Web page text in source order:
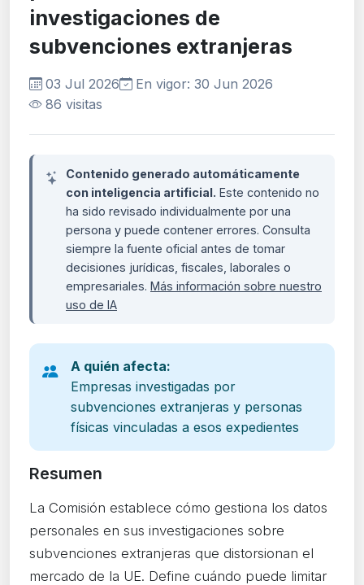
investigaciones de
subvenciones extranjeras
03 Jul 2026
En vigor: 30 Jun 2026
86 visitas
Contenido generado automáticamente
con inteligencia artificial. Este contenido no
ha sido revisado individualmente por una
persona y puede contener errores. Consulta
siempre la fuente oficial antes de tomar
decisiones jurídicas, fiscales, laborales o
empresariales. Más información sobre nuestro
uso de IA
A quién afecta:
Empresas investigadas por
subvenciones extranjeras y personas
físicas vinculadas a esos expedientes
Resumen
La Comisión establece cómo gestiona los datos
personales en sus investigaciones sobre
subvenciones extranjeras que distorsionan el
mercado de la UE. Define cuándo puede limitar